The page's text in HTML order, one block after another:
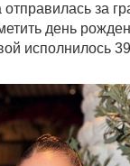
за
день
исполнилось 39